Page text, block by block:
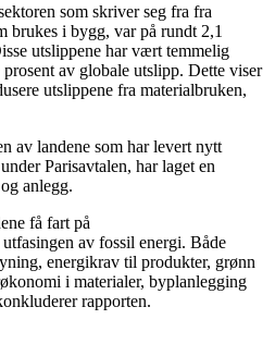
som skriver seg fra fra
brukes i bygg, var på rundt 2,1
utslippene har vært temmelig
av globale utslipp. Dette viser
utslippene fra materialbruken,
av landene som har levert nytt
Parisavtalen, har laget en
anlegg.
få fart på
av fossil energi. Både
energikrav til produkter, grønn
i materialer, byplanlegging
rapporten.